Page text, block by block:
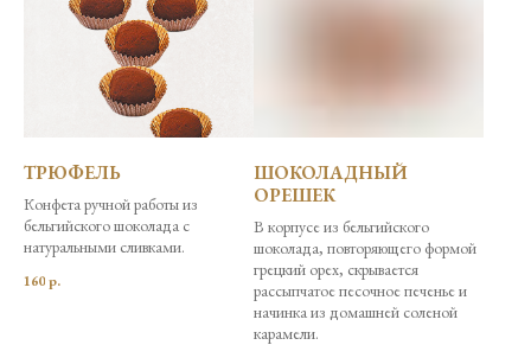
ТРЮФЕЛЬ
Конфета ручной работы из
бельгийского шоколада с
натуральными сливками.
160р.
ШОКОЛАДНЫЙ
ОРЕШЕК
В корпусе из бельгийского
шоколада, повторяющего формой
грецкий орех, скрывается
рассыпчатое песочное печенье и
начинка из домашней соленой
карамели.